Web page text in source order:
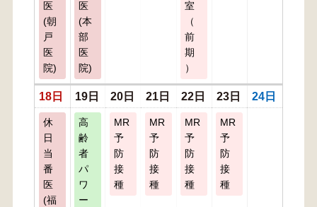
医
(朝
戸
医
院)
医
(本
部
医
院)
室
（
前
期
）
18日 19日 20日 21日 22日 23日 24日
休
日
当
番
医
(福
高
齢
者
パ
ワ
ー
MR
予
防
接
種
MR
予
防
接
種
MR
予
防
接
種
MR
予
防
接
種